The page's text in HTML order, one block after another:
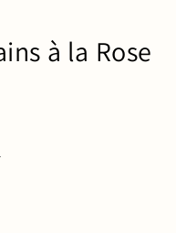
à la Rose